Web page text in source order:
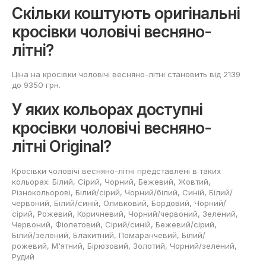
Скільки коштують оригінальні
кросівки чоловічі весняно-
літні?
Ціна на кросівки чоловічі весняно-літні становить від 2139
до 9350 грн.
У яких кольорах доступні
кросівки чоловічі весняно-
літні Original?
Кросівки чоловічі весняно-літні представлені в таких
кольорах: Білий, Сірий, Чорний, Бежевий, Жовтий,
Різнокольорові, Білий/сірий, Чорний/білий, Cиній, Білий/
червоний, Білий/синій, Оливковий, Бордовий, Чорний/
сірий, Рожевий, Коричневий, Чорний/червоний, Зелений,
Червоний, Фіолетовий, Сірий/синій, Бежевий/сірий,
Білий/зелений, Блакитний, Помаранчевий, Білий/
рожевий, М'ятний, Бірюзовий, Золотий, Чорний/зелений,
Рудий